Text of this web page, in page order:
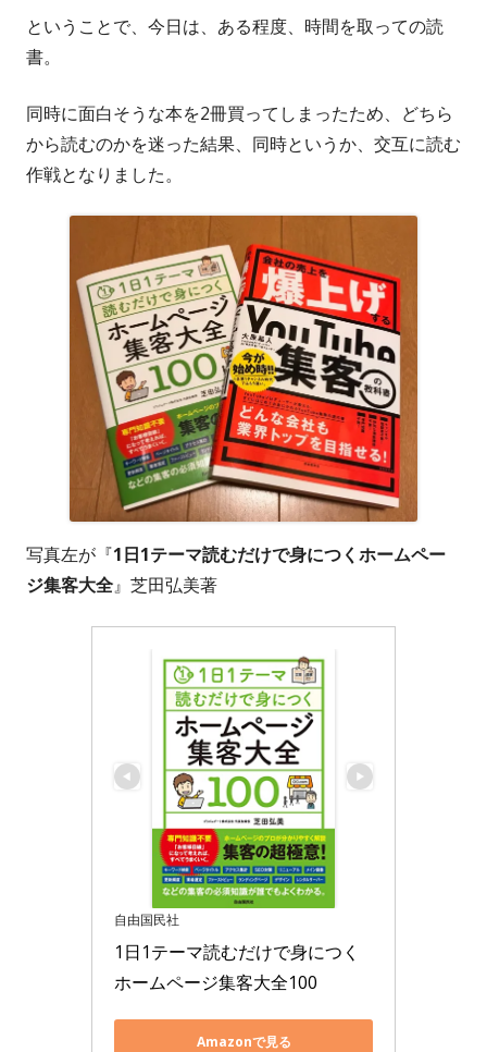
ということで、今日は、ある程度、時間を取っての読
書。
同時に面白そうな本を2冊買ってしまったため、どちら
から読むのかを迷った結果、同時というか、交互に読む
作戦となりました。
写真左が『1日1テーマ読むだけで身につくホームペー
ジ集客大全』芝田弘美著
自由国民社
1日1テーマ読むだけで身につく
ホームページ集客大全100
Amazonで見る